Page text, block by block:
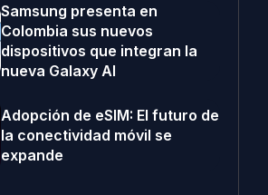
Samsung presenta en
Colombia sus nuevos
dispositivos que integran la
nueva Galaxy AI
Adopción de eSIM: El futuro de
la conectividad móvil se
expande